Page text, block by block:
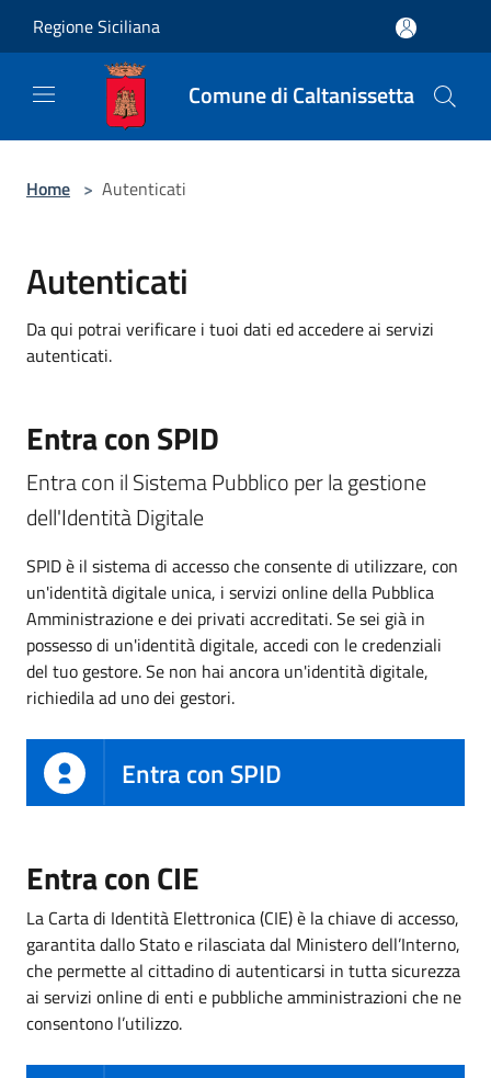
Regione Siciliana
Comune di Caltanissetta
Home > Autenticati
Autenticati
Da qui potrai verificare i tuoi dati ed accedere ai servizi
autenticati.
Entra con SPID
Entra con il Sistema Pubblico per la gestione
dell'Identità Digitale
SPID è il sistema di accesso che consente di utilizzare, con
un'identità digitale unica, i servizi online della Pubblica
Amministrazione e dei privati accreditati. Se sei già in
possesso di un'identità digitale, accedi con le credenziali
del tuo gestore. Se non hai ancora un'identità digitale,
richiedila ad uno dei gestori.
Entra con SPID
Entra con CIE
La Carta di Identità Elettronica (CIE) è la chiave di accesso,
garantita dallo Stato e rilasciata dal Ministero dell’Interno,
che permette al cittadino di autenticarsi in tutta sicurezza
ai servizi online di enti e pubbliche amministrazioni che ne
consentono l’utilizzo.